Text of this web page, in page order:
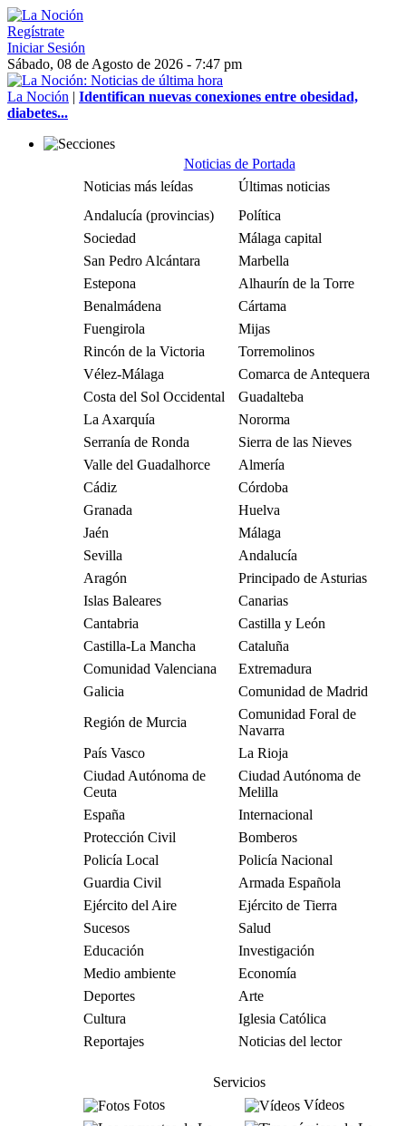
Regístrate
Iniciar Sesión
Sábado, 08 de Agosto de 2026 - 7:47 pm
La Noción | Identifican nuevas conexiones entre obesidad,
diabetes...
Noticias de Portada
Noticias más leídas
Últimas noticias
Andalucía (provincias)
Política
Sociedad
Málaga capital
San Pedro Alcántara
Marbella
Estepona
Alhaurín de la Torre
Benalmádena
Cártama
Fuengirola
Mijas
Rincón de la Victoria
Torremolinos
Vélez-Málaga
Comarca de Antequera
Costa del Sol Occidental
Guadalteba
La Axarquía
Nororma
Serranía de Ronda
Sierra de las Nieves
Valle del Guadalhorce
Almería
Cádiz
Córdoba
Granada
Huelva
Jaén
Málaga
Sevilla
Andalucía
Aragón
Principado de Asturias
Islas Baleares
Canarias
Cantabria
Castilla y León
Castilla-La Mancha
Cataluña
Comunidad Valenciana
Extremadura
Galicia
Comunidad de Madrid
Región de Murcia
Comunidad Foral de
Navarra
País Vasco
La Rioja
Ciudad Autónoma de
Ceuta
Ciudad Autónoma de
Melilla
España
Internacional
Protección Civil
Bomberos
Policía Local
Policía Nacional
Guardia Civil
Armada Española
Ejército del Aire
Ejército de Tierra
Sucesos
Salud
Educación
Investigación
Medio ambiente
Economía
Deportes
Arte
Cultura
Iglesia Católica
Reportajes
Noticias del lector
Servicios
Fotos
Vídeos